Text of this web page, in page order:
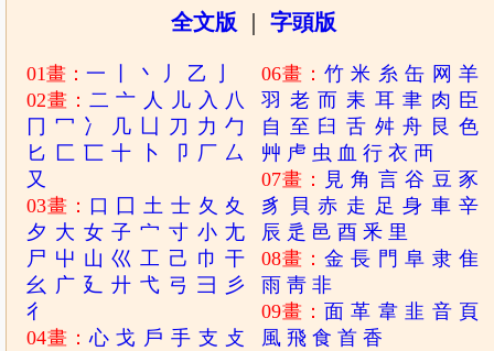
全文版 ｜ 字頭版
01畫：一 丶 丿 乙
02畫： 二 亠 人 儿 入
八
冂 冖 冫 几 刀 力 勹
匕 匚 匸 十 卜 卩 厂 厶
又
03畫： 口 囗 土 士 夂 夊
夕 大 女 子 宀 寸 小 尢
尸 屮 山 巛 工 己 巾 干
幺 广 廴 廾 弋 弓 彐 彡
彳
04畫：心 戈 戶 手 支 攴
06畫： 竹 米 糸 缶 网 羊
羽 老 而 耒 耳 聿 肉 臣
自 至 臼 舌 舛 舟 艮 色
艸 虍 虫 血 行 衣 襾
07畫： 見 角 言 谷 豆 豕
豸
貝 赤 走 足 身 車 辛
辰 辵 邑 酉 釆 里
08畫： 金 長 門 阜 隶 隹
雨 靑 非
09畫： 面 革 韋 韭 音 頁
風 飛 食 首 香